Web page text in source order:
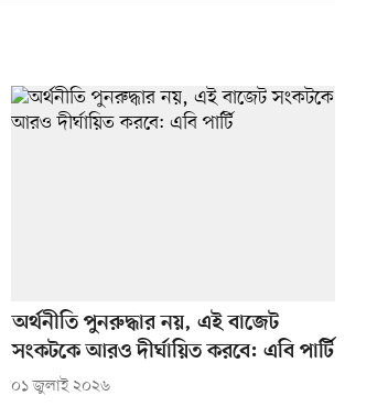
অর্থনীতি পুনরুদ্ধার নয়, এই বাজেট
সংকটকে আরও দীর্ঘায়িত করবে: এবি পার্টি
০১ জুলাই ২০২৬